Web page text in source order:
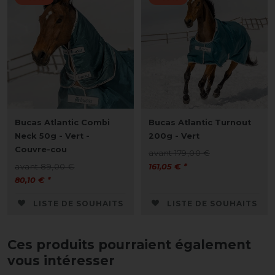
Bucas Atlantic Combi
Neck 50g - Vert -
Couvre-cou
avant 89,00 €
80,10 € *
LISTE DE SOUHAITS
Bucas Atlantic Turnout
200g - Vert
avant 179,00 €
161,05 € *
LISTE DE SOUHAITS
Ces produits pourraient également
vous intéresser